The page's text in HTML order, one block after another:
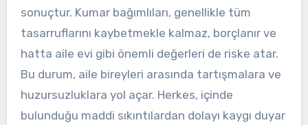
sonuçtur. Kumar bağımlıları, genellikle tüm
tasarruflarını kaybetmekle kalmaz, borçlanır ve
hatta aile evi gibi önemli değerleri de riske atar.
Bu durum, aile bireyleri arasında tartışmalara ve
huzursuzluklara yol açar. Herkes, içinde
bulunduğu maddi sıkıntılardan dolayı kaygı duyar